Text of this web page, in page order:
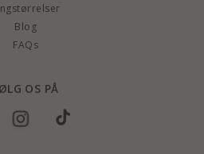
Blog
FAQs
OS PÅ